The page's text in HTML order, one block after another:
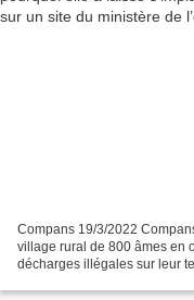
Compans 19/3/2022
village rural de 800 âmes en
décharges illégales sur leur